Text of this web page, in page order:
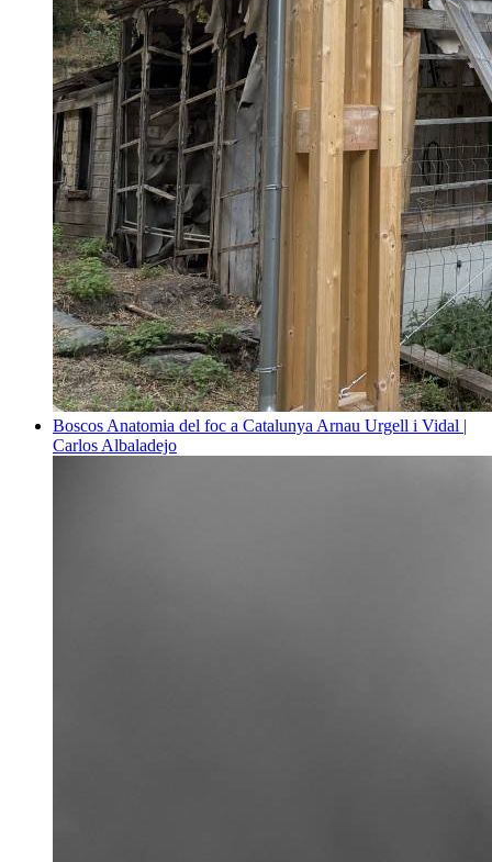
Boscos Anatomia del foc a Catalunya Arnau Urgell i Vidal |
Carlos Albaladejo